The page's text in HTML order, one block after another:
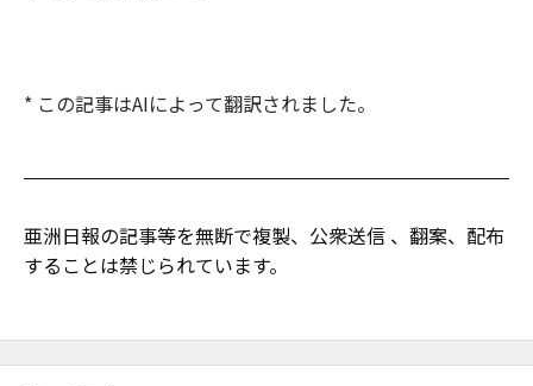
* この記事はAIによって翻訳されました。
亜洲日報の記事等を無断で複製、公衆送信 、翻案、配布
することは禁じられています。